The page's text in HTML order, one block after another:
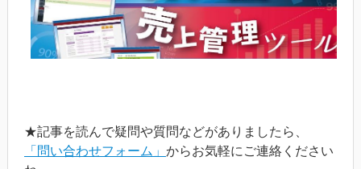
★記事を読んで疑問や質問などがありましたら、
「問い合わせフォーム」 からお気軽にご連絡ください